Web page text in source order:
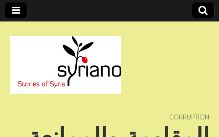
syriano CORRUPTION